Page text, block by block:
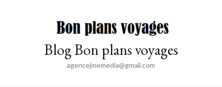
Blog Bon plans voyages
agencejmemedia@gmail.com